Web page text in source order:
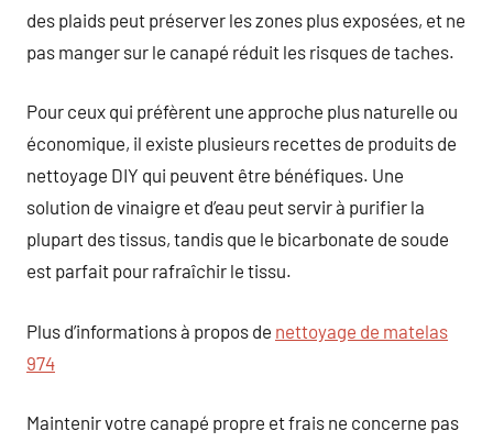
des plaids peut préserver les zones plus exposées, et ne
pas manger sur le canapé réduit les risques de taches.
Pour ceux qui préfèrent une approche plus naturelle ou
économique, il existe plusieurs recettes de produits de
nettoyage DIY qui peuvent être bénéfiques. Une
solution de vinaigre et d’eau peut servir à purifier la
plupart des tissus, tandis que le bicarbonate de soude
est parfait pour rafraîchir le tissu.
Plus d’informations à propos de nettoyage de matelas
974
Maintenir votre canapé propre et frais ne concerne pas